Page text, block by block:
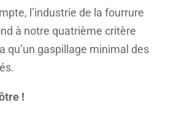
l’industrie de la fourrure
à notre quatrième critère
qu’un gaspillage minimal des
!